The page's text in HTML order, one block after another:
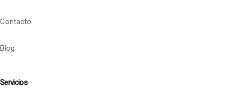
Contacto
Blog
Servicios